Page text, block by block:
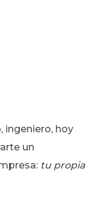
ingeniero, hoy
un
tu propia